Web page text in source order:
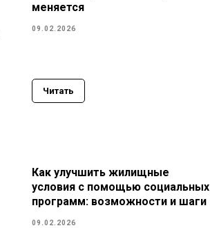
меняется
09.02.2026
Читать
Как улучшить жилищные
условия с помощью социальных
программ: возможности и шаги
09.02.2026